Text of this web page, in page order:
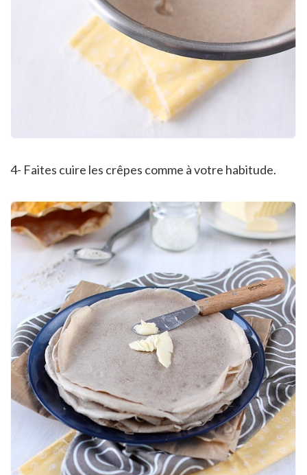
4- Faites cuire les crêpes comme à votre habitude.